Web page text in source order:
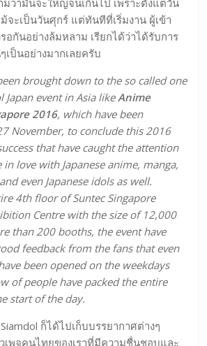
ว่ามันจะใหญ่จนเกินไป เพราะตั้งแต่วัน
จะเป็นวันศุกร์ แต่ทันทีที่เริ่มงาน ผู้เข้า
อกันอย่างล้มหลาม เรียกได้ว่าได้รับการ
ป็นอย่างมากเลยครับ
brought down to the so called one
Japan event in Asia likeAnime
2016, which have been
November, to conclude this 2016
that have caught the attention
love with Japanese anime, manga,
even Japanese idols as well.
4th floor of Suntec Singapore
Centre with the size of 12,000
than 200 booths, the event have
feedback from the fans that even
been opened on the weekdays
of people have packed the entire
start of the day.
ก็ได้ไปเก็บบรรยากาศต่างๆ
เพจคนไทยของเราที่มีความชื่นชอบและ